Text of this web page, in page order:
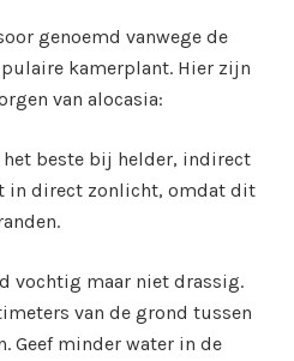
genoemd vanwege de
kamerplant. Hier zijn
van alocasia:
beste bij helder, indirect
in direct zonlicht, omdat dit
vochtig maar niet drassig.
van de grond tussen
Geef minder water in de